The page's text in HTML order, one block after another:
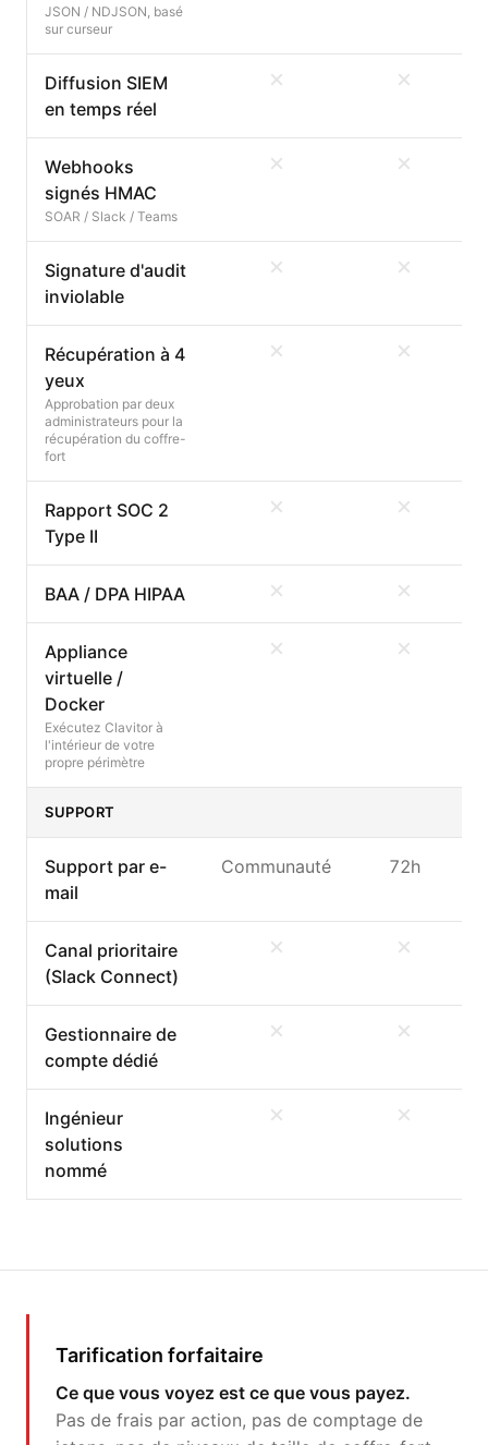
JSON / NDJSON, basé
sur curseur
Diffusion SIEM
en temps réel
Webhooks
signés HMAC
SOAR / Slack / Teams
Signature d'audit
inviolable
Récupération à 4
yeux
Approbation par deux
administrateurs pour la
récupération du coffre-
fort
Rapport SOC 2
Type II
BAA / DPA HIPAA
Appliance
virtuelle /
Docker
Exécutez Clavitor à
l'intérieur de votre
propre périmètre
SUPPORT
Support par e-
mail
Communauté 72h
Canal prioritaire
(Slack Connect)
Gestionnaire de
compte dédié
Ingénieur
solutions
nommé
Tarification forfaitaire
Ce que vous voyez est ce que vous payez.
Pas de frais par action, pas de comptage de